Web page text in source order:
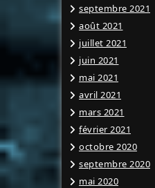
septembre 2021
août 2021
juillet 2021
juin 2021
mai 2021
avril 2021
mars 2021
février 2021
octobre 2020
septembre 2020
mai 2020